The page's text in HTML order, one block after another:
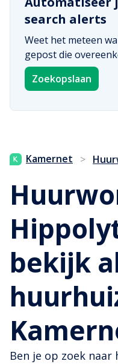
search alerts
Weet het meteen
gepost die
Zoekopslaan
Kamernet >
bekijk
Ben je op zoek